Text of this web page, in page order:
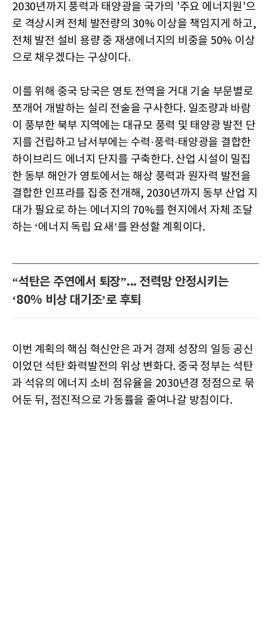
2030년까지 풍력과 태양광을 국가의 '주요 에너지원'으
로 격상시켜 전체 발전량의 30% 이상을 책임지게 하고,
전체 발전 설비 용량 중 재생에너지의 비중을 50% 이상
으로 채우겠다는 구상이다.
이를 위해 중국 당국은 영토 전역을 거대 기술 부문별로
쪼개어 개발하는 실리 전술을 구사한다. 일조량과 바람
이 풍부한 북부 지역에는 대규모 풍력 및 태양광 발전 단
지를 건립하고 남서부에는 수력·풍력·태양광을 결합한
하이브리드 에너지 단지를 구축한다. 산업 시설이 밀집
한 동부 해안가 영토에서는 해상 풍력과 원자력 발전을
결합한 인프라를 집중 전개해, 2030년까지 동부 산업 지
대가 필요로 하는 에너지의 70%를 현지에서 자체 조달
하는 ‘에너지 독립 요새’를 완성할 계획이다.
“석탄은 주연에서 퇴장”... 전력망 안정시키는
‘80% 비상 대기조’로 후퇴
이번 계획의 핵심 혁신안은 과거 경제 성장의 일등 공신
이었던 석탄 화력발전의 위상 변화다. 중국 정부는 석탄
과 석유의 에너지 소비 점유율을 2030년경 정점으로 묶
어둔 뒤, 점진적으로 가동률을 줄여나갈 방침이다.